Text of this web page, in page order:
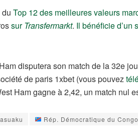
Top 12 des meilleures valeurs
surTransfermarkt. Il bénéficie d’un
disputera son match de la 32e
de paris 1xbet (vous pouvez
Ham gagne à 2,42, un match nul
Rép. Démocratique du Congo